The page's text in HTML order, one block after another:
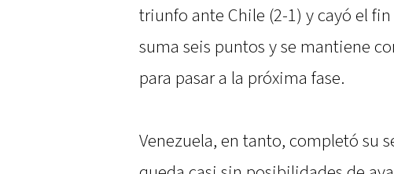
triunfo ante Chile (2-1) y cayó el
suma seis puntos y se mantiene
para pasar a la próxima fase.
Venezuela, en tanto, completó su